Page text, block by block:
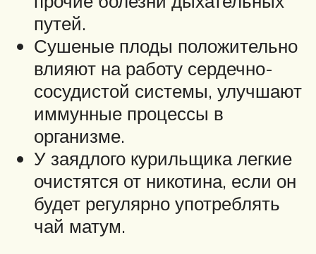
путей.
Сушеные плоды положительно
влияют на работу сердечно-
сосудистой системы, улучшают
иммунные процессы в
организме.
У заядлого курильщика легкие
очистятся от никотина, если он
будет регулярно употреблять
чай матум.